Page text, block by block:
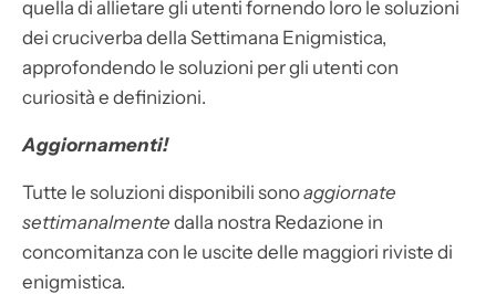
quella di allietare gli utenti fornendo loro le soluzioni
dei cruciverba della Settimana Enigmistica,
approfondendo le soluzioni per gli utenti con
curiosità e definizioni.
Aggiornamenti!
Tutte le soluzioni disponibili sonoaggiornate
settimanalmente dalla nostra Redazione in
concomitanza con le uscite delle maggiori riviste di
enigmistica.